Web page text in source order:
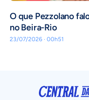
O que Pezzolano
no Beira-Rio
23/07/2026 · 00h51